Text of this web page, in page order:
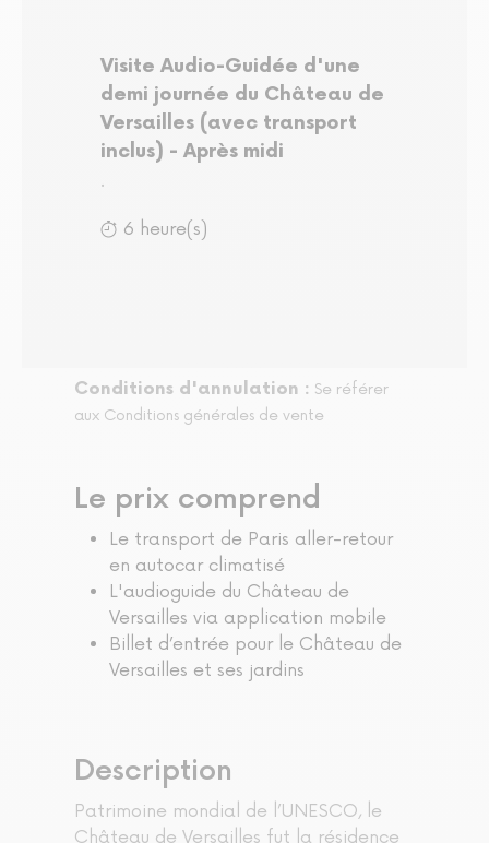
Visite Audio-Guidée d'une
demi journée du Château de
Versailles (avec transport
inclus) - Après midi
.
6 heure(s)
Conditions d'annulation : Se référer
aux Conditions générales de vente
Le prix comprend
Le transport de Paris aller-retour
en autocar climatisé
L'audioguide du Château de
Versailles via application mobile
Billet d’entrée pour le Château de
Versailles et ses jardins
Description
Patrimoine mondial de l’UNESCO, le
Château de Versailles fut la résidence